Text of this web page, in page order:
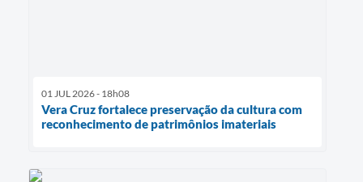
01 JUL 2026 - 18h08
Vera Cruz fortalece preservação da cultura com
reconhecimento de patrimônios imateriais